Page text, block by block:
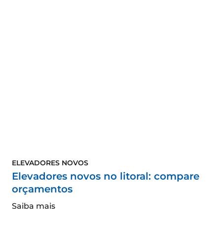
ELEVADORES NOVOS
Elevadores novos no litoral: compare
orçamentos
Saiba mais